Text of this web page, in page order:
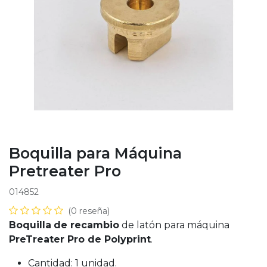
Boquilla para Máquina
Pretreater Pro
014852
(0 reseña)
Boquilla de recambio de latón para máquina
PreTreater Pro de Polyprint.
Cantidad: 1 unidad.